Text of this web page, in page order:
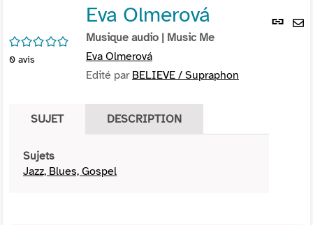
Lien
/5
0 avis
Eva Olmerová
Musique audio | Music Me
Eva Olmerová
Edité par BELIEVE / Supraphon
SUJET DESCRIPTION
Sujets
Jazz, Blues, Gospel